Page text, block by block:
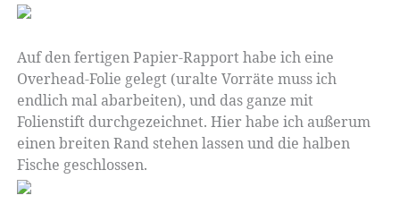
Auf den fertigen Papier-Rapport habe ich eine
Overhead-Folie gelegt (uralte Vorräte muss ich
endlich mal abarbeiten), und das ganze mit
Folienstift durchgezeichnet. Hier habe ich außerum
einen breiten Rand stehen lassen und die halben
Fische geschlossen.